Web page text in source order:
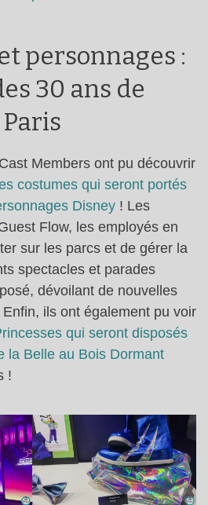
personnages :
30 ans de
Members ont pu découvrir
costumes qui seront portés
Disney ! Les
Flow, les employés en
sur les parcs et de gérer la
spectacles et parades
dévoilant de nouvelles
ils ont également pu voir
qui seront disposés
la Belle au Bois Dormant
!